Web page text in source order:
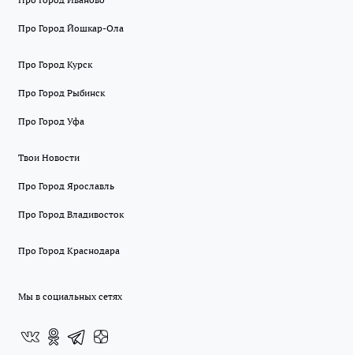
Про Город Йошкар-Ола
Про Город Курск
Про Город Рыбинск
Про Город Уфа
Твои Новости
Про Город Ярославль
Про Город Владивосток
Про Город Краснодара
Мы в социальных сетях